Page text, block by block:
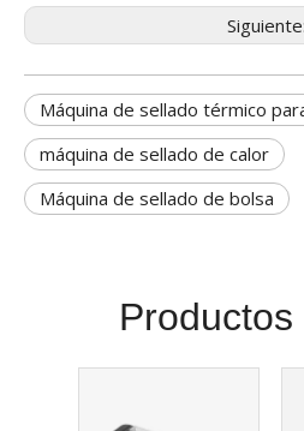
Siguiente:
Máquina de sellado térmico
máquina de sellado de calor
Máquina de sellado de bolsa